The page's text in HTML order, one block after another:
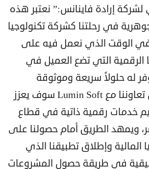
لشركة إرادة فاينانس:” نعتبر هذه
في رحلتنا كشركة تكنولوجيا
في الوقت الذي نعمل فيه على
الرقمية التي تضع العميل في
له حلولاً سريعة وموثوقة
وشفافة، كما أن تعاوننا مع Lumin Soft سوف يعزز
خدمات رقمية ذاتية في قطاع
ويمهد الطريق أمام حصولنا على
المالية وإطلاق تطبيقنا الذي
في طريقة حصول المشروعات